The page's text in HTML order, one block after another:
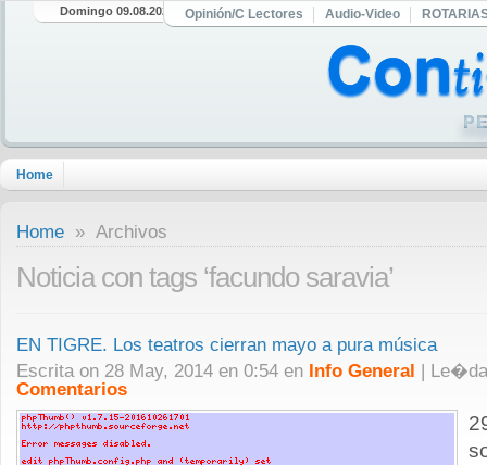
Domingo 09.08.2026 Opinión/C Lectores Audio-Video
Home
Home » Archivos
Noticia con tags ‘facundo saravia’
EN TIGRE. Los teatros cierran mayo a pura música
Escrita on 28 May, 2014 en 0:54 en Info General |
Comentarios